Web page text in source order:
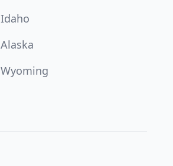
Idaho
Alaska
Wyoming